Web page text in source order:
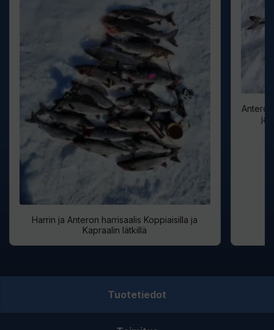
Harrin ja Anteron harrisaalis Koppiaisilla ja
Kapraalin lätkillä
Antero
ja
Tuotetiedot